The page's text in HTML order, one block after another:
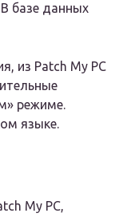
базе данных
из Patch My PC
режиме.
языке.
My PC,